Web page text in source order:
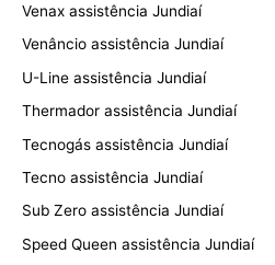
Venax assistência Jundiaí
Venâncio assistência Jundiaí
U-Line assistência Jundiaí
Thermador assistência Jundiaí
Tecnogás assistência Jundiaí
Tecno assistência Jundiaí
Sub Zero assistência Jundiaí
Speed Queen assistência Jundiaí